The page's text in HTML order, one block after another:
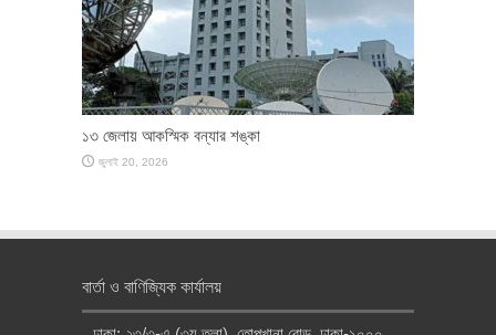
১৩ জেলায় আকস্মিক বন্যার শঙ্কা
জুলাই 20, 2026
বার্তা ও বাণিজ্যিক কার্যালয়